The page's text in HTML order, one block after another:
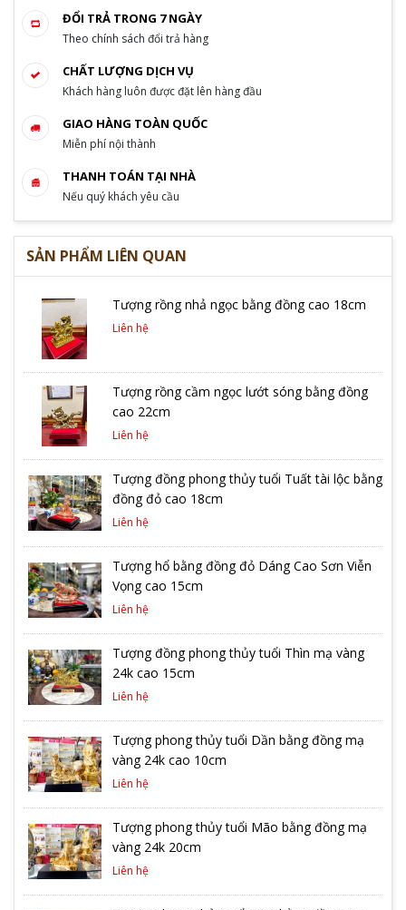
ĐỔI TRẢ TRONG 7 NGÀY
Theo chính sách đổi trả hàng
CHẤT LƯỢNG DỊCH VỤ
Khách hàng luôn được đặt lên hàng đầu
GIAO HÀNG TOÀN QUỐC
Miễn phí nội thành
THANH TOÁN TẠI NHÀ
Nếu quý khách yêu cầu
SẢN PHẨM LIÊN QUAN
Tượng rồng nhả ngọc bằng đồng cao 18cm
Liên hệ
Tượng rồng cầm ngọc lướt sóng bằng đồng
cao 22cm
Liên hệ
Tượng đồng phong thủy tuổi Tuất tài lộc bằng
đồng đỏ cao 18cm
Liên hệ
Tượng hổ bằng đồng đỏ Dáng Cao Sơn Viễn
Vọng cao 15cm
Liên hệ
Tượng đồng phong thủy tuổi Thìn mạ vàng
24k cao 15cm
Liên hệ
Tượng phong thủy tuổi Dần bằng đồng mạ
vàng 24k cao 10cm
Liên hệ
Tượng phong thủy tuổi Mão bằng đồng mạ
vàng 24k 20cm
Liên hệ